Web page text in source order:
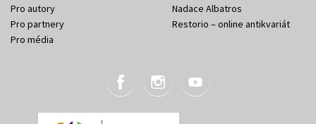
Pro autory
Pro partnery
Pro média
Nadace Albatros
Restorio – online antikvariát